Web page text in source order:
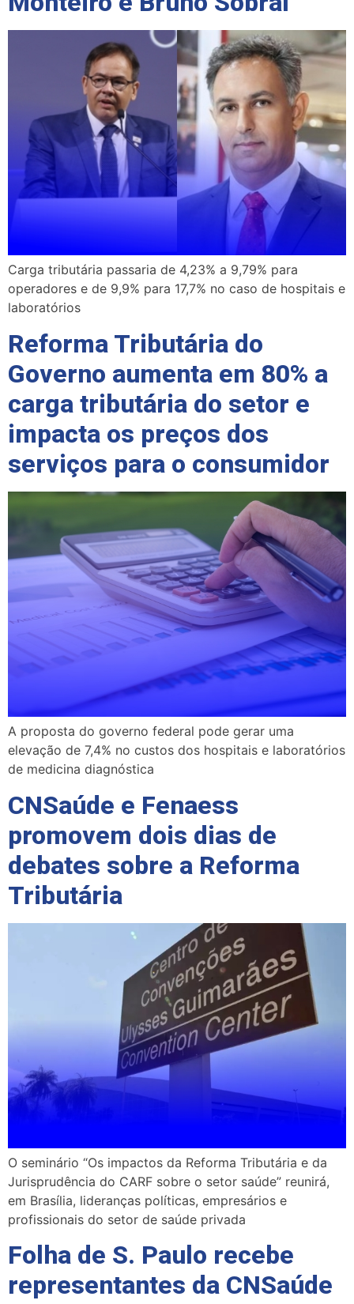
Carga tributária passaria de 4,23% a 9,79% para
operadores e de 9,9% para 17,7% no caso de hospitais e
laboratórios
Reforma Tributária do
Governo aumenta em 80% a
carga tributária do setor e
impacta os preços dos
serviços para o consumidor
A proposta do governo federal pode gerar uma
elevação de 7,4% no custos dos hospitais e laboratórios
de medicina diagnóstica
CNSaúde e Fenaess
promovem dois dias de
debates sobre a Reforma
Tributária
O seminário “Os impactos da Reforma Tributária e da
Jurisprudência do CARF sobre o setor saúde” reunirá,
em Brasília, lideranças políticas, empresários e
profissionais do setor de saúde privada
Folha de S. Paulo recebe
representantes da CNSaúde